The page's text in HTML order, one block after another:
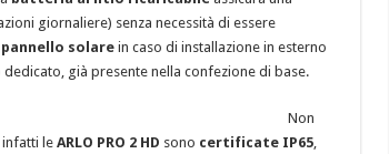
giornaliere) senza necessità di essere
pannello solarein caso di installazione in esterno
già presente nella confezione di base.
Non
infatti leARLO PRO 2 HD sono certificate IP65,